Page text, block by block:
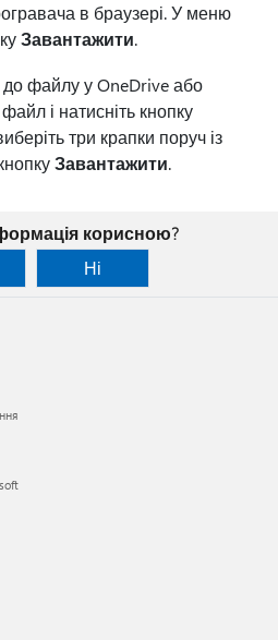
в браузері. У меню
Завантажити.
до файлу у OneDrive або
і натисніть кнопку
три крапки поруч із
Завантажити.
корисною?
Ні